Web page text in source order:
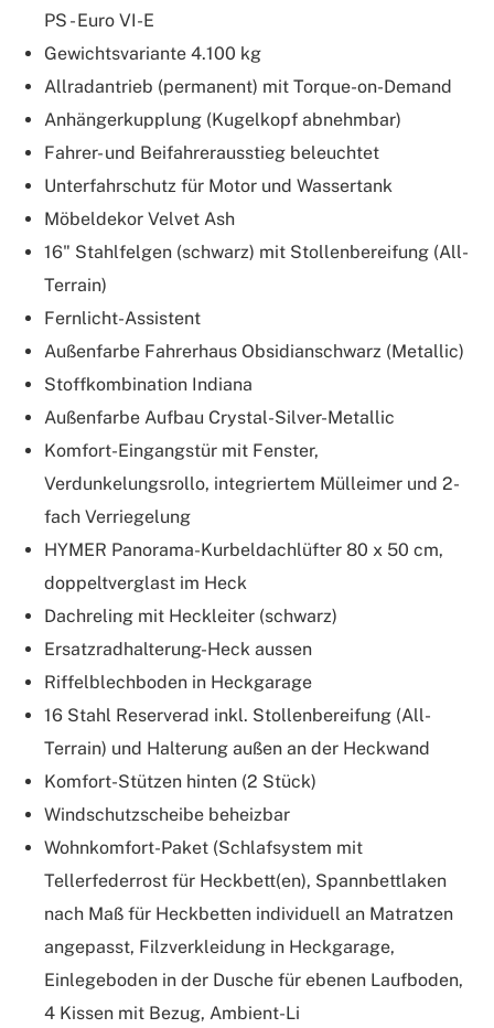
PS - Euro VI-E
Gewichtsvariante 4.100 kg
Allradantrieb (permanent) mit Torque-on-Demand
Anhängerkupplung (Kugelkopf abnehmbar)
Fahrer- und Beifahrerausstieg beleuchtet
Unterfahrschutz für Motor und Wassertank
Möbeldekor Velvet Ash
16" Stahlfelgen (schwarz) mit Stollenbereifung (All-
Terrain)
Fernlicht-Assistent
Außenfarbe Fahrerhaus Obsidianschwarz (Metallic)
Stoffkombination Indiana
Außenfarbe Aufbau Crystal-Silver-Metallic
Komfort-Eingangstür mit Fenster,
Verdunkelungsrollo, integriertem Mülleimer und 2-
fach Verriegelung
HYMER Panorama-Kurbeldachlüfter 80 x 50 cm,
doppeltverglast im Heck
Dachreling mit Heckleiter (schwarz)
Ersatzradhalterung-Heck aussen
Riffelblechboden in Heckgarage
16 Stahl Reserverad inkl. Stollenbereifung (All-
Terrain) und Halterung außen an der Heckwand
Komfort-Stützen hinten (2 Stück)
Windschutzscheibe beheizbar
Wohnkomfort-Paket (Schlafsystem mit
Tellerfederrost für Heckbett(en), Spannbettlaken
nach Maß für Heckbetten individuell an Matratzen
angepasst, Filzverkleidung in Heckgarage,
Einlegeboden in der Dusche für ebenen Laufboden,
4 Kissen mit Bezug, Ambient-Li